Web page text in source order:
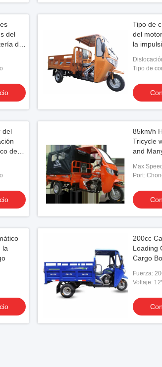
del
de
Tipo de
del
la
1700 *
Tipo de
del
de
85km/h
Tricycle
and
Max
Port:
la
200cc
Loading
Cargo
Fuerza:
Voltaje: